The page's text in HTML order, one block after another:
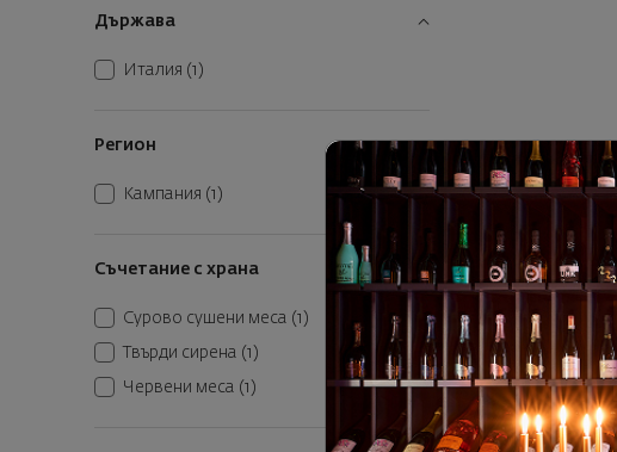
Държава
Италия (1)
Регион
Кампания (1)
Съчетание с храна
Сурово сушени меса (1)
Твърди сирена (1)
Червени меса (1)